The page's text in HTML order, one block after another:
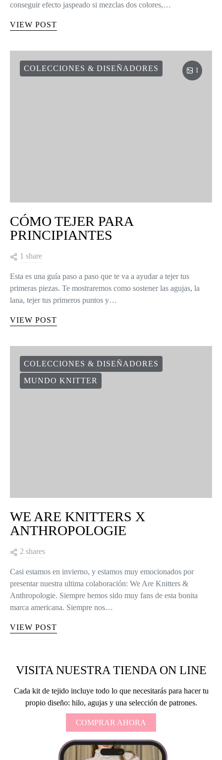
conseguir efecto jaspeado si mezclas dos colores,…
VIEW POST
COLECCIONES & DISEÑADORES 1
CÓMO TEJER PARA
PRINCIPIANTES
1 share
Esta es una guía paso a paso que te va a ayudar a tejer tus
primeras piezas. Te mostraremos como sostener las agujas, la
lana, tejer tus primeros puntos y…
VIEW POST
COLECCIONES & DISEÑADORES
MUNDO KNITTER
WE ARE KNITTERS X
ANTHROPOLOGIE
2 shares
Casi estamos en invierno, y estamos muy emocionados por
presentar nuestra ultima colaboración: We Are Knitters &
Anthropologie. Siempre hemos sido muy fans de esta bonita
marca americana. Siempre nos…
VIEW POST
VISITA NUESTRA TIENDA ON LINE
Cada kit de tejido incluye todo lo que necesitarás para hacer tu
propio diseño: hilo, agujas y una selección de patrones.
COMPRAR AHORA